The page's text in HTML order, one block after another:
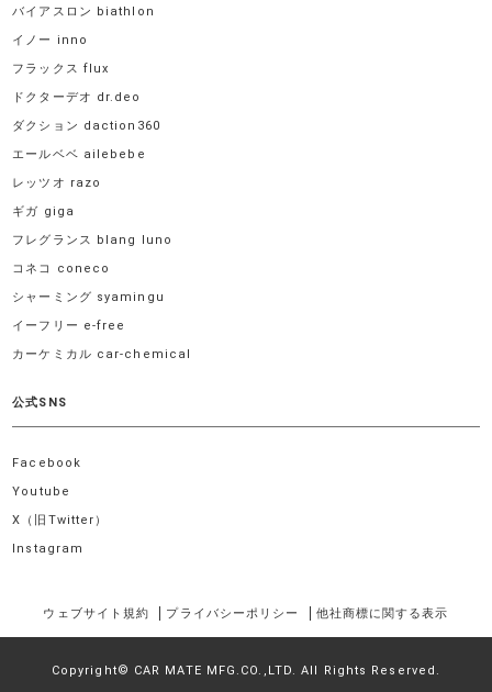
バイアスロン biathlon
イノー inno
フラックス flux
ドクターデオ dr.deo
ダクション daction360
エールベベ ailebebe
レッツオ razo
ギガ giga
フレグランス blang luno
コネコ coneco
シャーミング syamingu
イーフリー e-free
カーケミカル car-chemical
公式SNS
Facebook
Youtube
X（旧Twitter）
Instagram
ウェブサイト規約 プライバシーポリシー 他社商標に関する表示
Copyright© CAR MATE MFG.CO.,LTD. All Rights Reserved.